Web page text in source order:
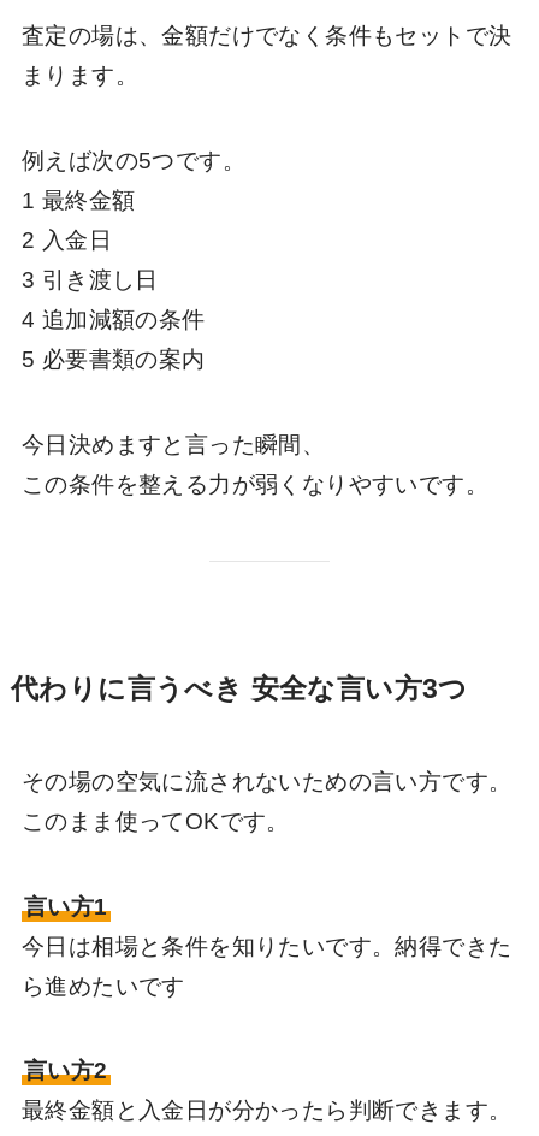
査定の場は、金額だけでなく条件もセットで決
まります。
例えば次の5つです。
1 最終金額
2 入金日
3 引き渡し日
4 追加減額の条件
5 必要書類の案内
今日決めますと言った瞬間、
この条件を整える力が弱くなりやすいです。
代わりに言うべき 安全な言い方3つ
その場の空気に流されないための言い方です。
このまま使ってOKです。
言い方1
今日は相場と条件を知りたいです。納得できた
ら進めたいです
言い方2
最終金額と入金日が分かったら判断できます。